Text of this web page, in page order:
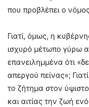
που προβλέπει ο
Γιατί, όμως, η
ισχυρό μέτωπο γύρω
επανειλημμένα ότι
απεργού πείνας»;
το ζήτημα στον
και αιτίας την ζωή